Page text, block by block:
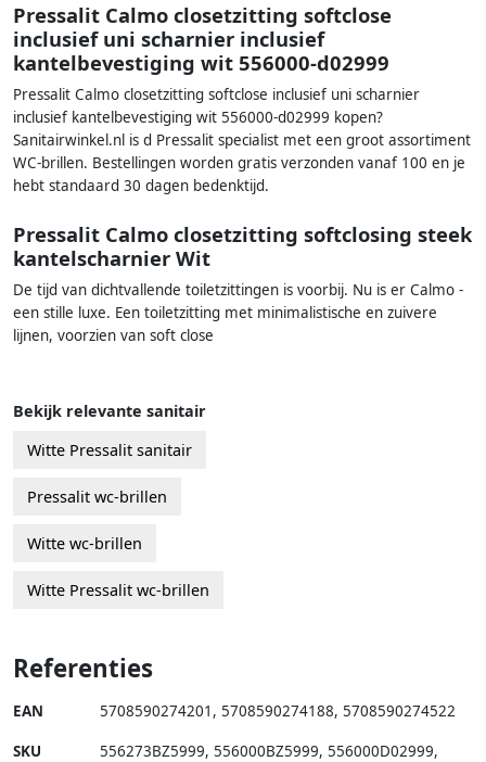
Pressalit Calmo closetzitting softclose
inclusief uni scharnier inclusief
kantelbevestiging wit 556000-d02999
Pressalit Calmo closetzitting softclose inclusief uni scharnier
inclusief kantelbevestiging wit 556000-d02999 kopen?
Sanitairwinkel.nl is d Pressalit specialist met een groot assortiment
WC-brillen. Bestellingen worden gratis verzonden vanaf 100 en je
hebt standaard 30 dagen bedenktijd.
Pressalit Calmo closetzitting softclosing steek
kantelscharnier Wit
De tijd van dichtvallende toiletzittingen is voorbij. Nu is er Calmo -
een stille luxe. Een toiletzitting met minimalistische en zuivere
lijnen, voorzien van soft close
Bekijk relevante sanitair
Witte Pressalit sanitair
Pressalit wc-brillen
Witte wc-brillen
Witte Pressalit wc-brillen
Referenties
EAN 5708590274201 , 5708590274188, 5708590274522
SKU 556273BZ5999, 556000BZ5999, 556000D02999,